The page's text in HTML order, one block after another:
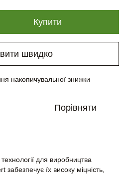
Купити
швидко
накопичувальної знижки
Порівняти
для виробництва
їх високу міцність,